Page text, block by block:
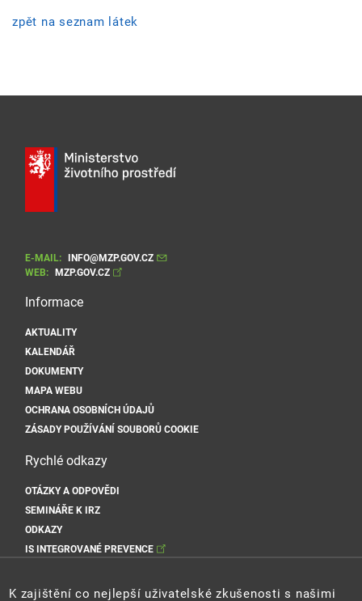
zpět na seznam látek
E-MAIL:
INFO@MZP.GOV.CZ
WEB:
MZP.GOV.CZ
Informace
AKTUALITY
KALENDÁŘ
DOKUMENTY
MAPA WEBU
OCHRANA OSOBNÍCH ÚDAJŮ
ZÁSADY POUŽÍVÁNÍ SOUBORŮ COOKIE
Rychlé odkazy
OTÁZKY A ODPOVĚDI
SEMINÁŘE K IRZ
ODKAZY
IS INTEGROVANÉ PREVENCE
K zajištění co nejlepší uživatelské zkušenosti s našimi